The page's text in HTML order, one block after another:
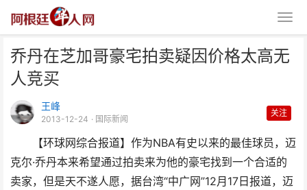
乔丹在芝加哥豪宅拍卖疑因价格太高无
人竞买
王峰
2013-12-24 · 国际新闻
关注
【环球网综合报道】作为NBA有史以来的最佳球员，迈
克尔·乔丹本来希望通过拍卖来为他的豪宅找到一个合适的
卖家，但是天不遂人愿，据台湾“中广网”12月17日报道，迈
乔丹在芝加哥豪宅拍卖疑因价格太
高无人竞买